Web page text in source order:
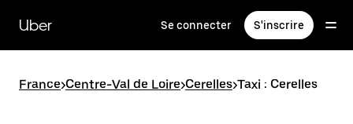
contenu
principal
Uber Se connecter S'inscrire
France>Centre-Val de Loire>Cerelles>Taxi : Cerelles